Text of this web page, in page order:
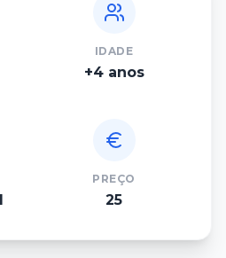
IDADE
+4 anos
PREÇO
25